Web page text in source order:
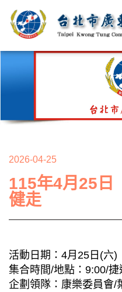
2026-04-25
115年4月25日
健走
活動日期：4月25日(六)
集合時間/地點：9:00/
企劃領隊：康樂委員會/